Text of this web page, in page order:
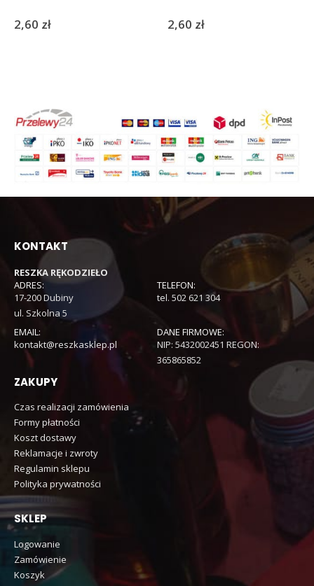
2,60 zł 2,60 zł
KONTAKT
RESZKA RĘKODZIEŁO
ADRES:
17-200 Dubiny
ul. Szkolna 5
TELEFON:
tel. 502 621 304
EMAIL:
kontakt@reszkasklep.pl
DANE FIRMOWE:
NIP: 5432002451 REGON:
365865852
ZAKUPY
Czas realizacji zamówienia
Formy płatności
Koszt dostawy
Reklamacje i zwroty
Regulamin sklepu
Polityka prywatności
SKLEP
Logowanie
Zamówienie
Koszyk